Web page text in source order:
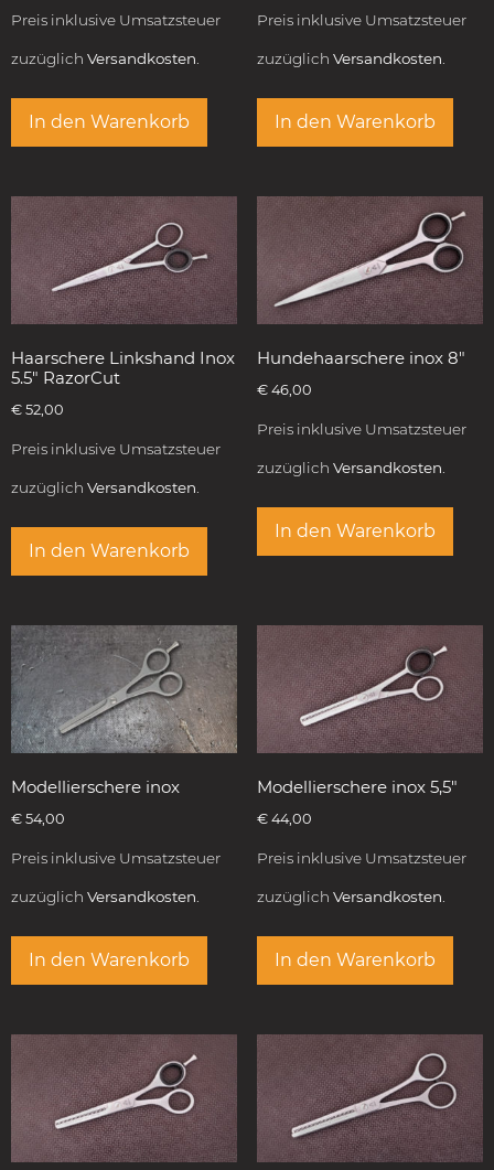
Preis inklusive Umsatzsteuer
zuzüglich Versandkosten.
In den Warenkorb
Preis inklusive Umsatzsteuer
zuzüglich Versandkosten.
In den Warenkorb
Haarschere Linkshand Inox
5.5″ RazorCut
€ 52,00
Preis inklusive Umsatzsteuer
zuzüglich Versandkosten.
In den Warenkorb
Hundehaarschere inox 8″
€46,00
Preis inklusive Umsatzsteuer
zuzüglich Versandkosten.
In den Warenkorb
Modellierschere inox
€ 54,00
Preis inklusive Umsatzsteuer
zuzüglich Versandkosten.
In den Warenkorb
Modellierschere inox 5,5″
€44,00
Preis inklusive Umsatzsteuer
zuzüglich Versandkosten.
In den Warenkorb